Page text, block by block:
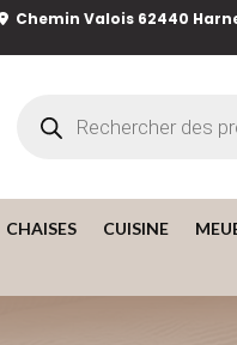
Chemin Valois 62440
produits
CHAISES CUISINE